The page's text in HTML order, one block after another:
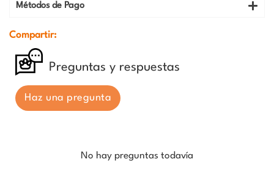
Métodos de Pago
Compartir:
Preguntas y respuestas
Haz una pregunta
No hay preguntas todavía